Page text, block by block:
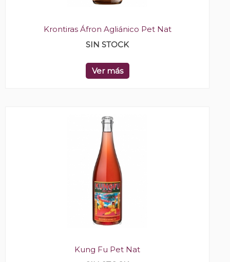
Krontiras Áfron Agliánico Pet Nat
SIN STOCK
Ver más
Kung Fu Pet Nat